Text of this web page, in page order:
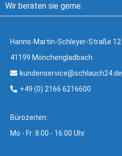
Wir beraten sie gerne:
Hanns-Martin-Schleyer-Straße 12
41199 Mönchengladbach
kundenservice@schlauch24.de
+49 (0) 2166 6216600
Bürozeiten:
Mo - Fr: 8:00 - 16:00 Uhr